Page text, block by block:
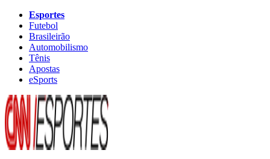
Esportes
Futebol
Brasileirão
Automobilismo
Tênis
Apostas
eSports